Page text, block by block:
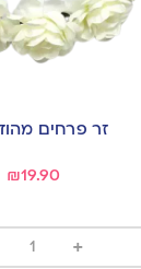
זר פרחים
₪19.90
+